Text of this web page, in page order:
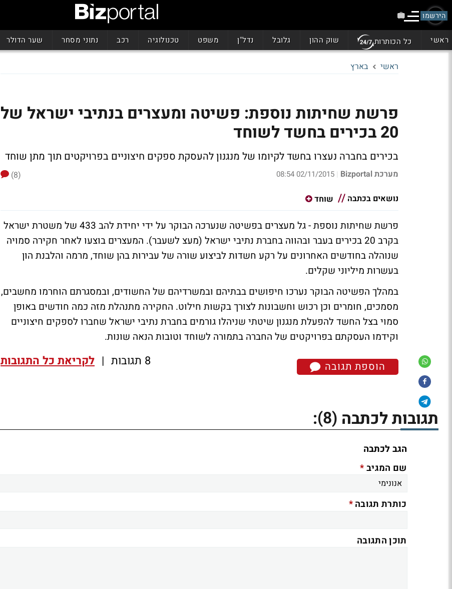
הירשמו
ראשי כל הכותרות שוק ההון גלובל נדל"ן משפט טכנולוגיה רכב נתוני מסחר שער הדולר
ראשי בארץ
פרשת שחיתות נוספת: פשיטה ומעצרים בנתיבי ישראל של
20 בכירים בחשד לשוחד
בכירים בחברה נעצרו בחשד לקיומו של מנגנון להעסקת ספקים חיצוניים בפרויקטים תוך מתן שוחד
מערכת Bizportal |
02/11/2015 08:54
(8)
נושאים בכתבה
שוחד
פרשת שחיתות נוספת - גל מעצרים בפשיטה שנערכה הבוקר על ידי יחידת להב 433 של משטרת ישראל
בקרב 20 בכירים בעבר ובהווה בחברת נתיבי ישראל (מעצ לשעבר). המעצרים בוצעו לאחר חקירה סמויה
שנוהלה בחודשים האחרונים על רקע חשדות לביצוע שורה של עבירות בהן שוחד, מרמה והלבנת הון
בעשרות מיליוני שקלים.
במהלך הפשיטה הבוקר נערכו חיפושים בבתיהם ובמשרדיהם של החשודים, ובמסגרתם הוחרמו מחשבים,
מסמכים, חומרים וכן רכוש וחשבונות לצורך בקשות חילוט. החקירה מתנהלת מזה כמה חודשים באופן
סמוי בצל החשד להפעלת מנגנון שיטתי שניהלו גורמים בחברת נתיבי ישראל שחברו לספקים חיצוניים
וקידמו העסקתם בפרויקטים של החברה בתמורה לשוחד וטובות הנאה שונות.
הוספת תגובה 8 תגובות | לקריאת כל התגובות
תגובות לכתבה (8)
:
הגב לכתבה
שם המגיב*
כותרת תגובה*
תוכן התגובה